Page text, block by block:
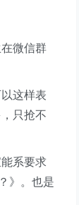
微信群
这样表
只抢不
系要求
》。也是